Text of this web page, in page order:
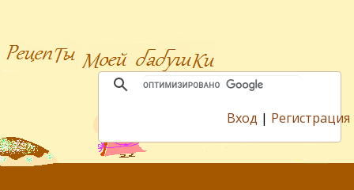
Вход | Регистрация